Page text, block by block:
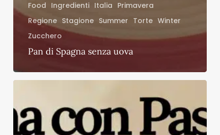
Food Ingredienti Italia Primavera
Regione Stagione Summer Torte Winter
Zucchero
Pan di Spagna senza uova
uova